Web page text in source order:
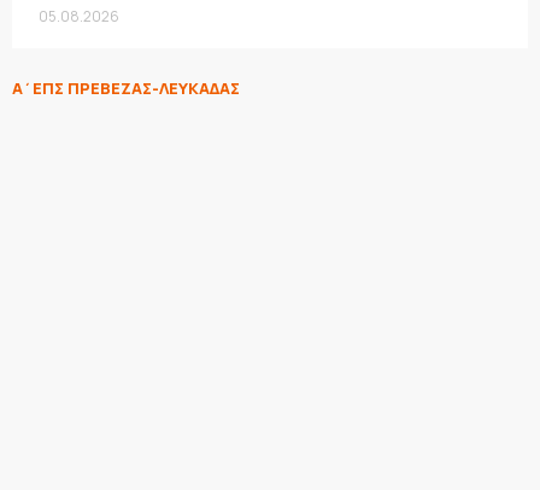
05.08.2026
Α΄ΕΠΣ ΠΡΕΒΕΖΑΣ-ΛΕΥΚΑΔΑΣ